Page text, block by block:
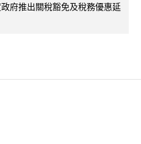
府推出關稅豁免及稅務優惠延